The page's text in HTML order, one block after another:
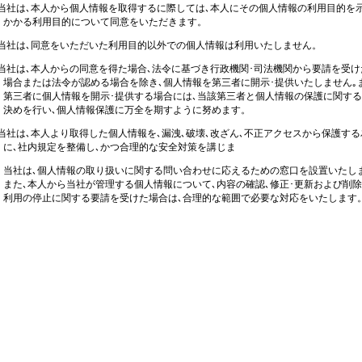
は､本人から個人情報を取得するに際しては､本人にその個人情報の利用目的を示
利用目的について同意をいただきます。
は､同意をいただいた利用目的以外での個人情報は利用いたしません。
は､本人からの同意を得た場合､法令に基づき行政機関･司法機関から要請を受け
は法令が認める場合を除き､個人情報を第三者に開示･提供いたしません｡ま
個人情報を開示･提供する場合には､当該第三者と個人情報の保護に関する
行い､個人情報保護に万全を期すように努めます。
は､本人より取得した個人情報を､漏洩､破壊､改ざん､不正アクセスから保護する
規定を整備し､かつ合理的な安全対策を講じま
は､個人情報の取り扱いに関する問い合わせに応えるための窓口を設置いたし
人から当社が管理する個人情報について､内容の確認､修正･更新および削除
止に関する要請を受けた場合は､合理的な範囲で必要な対応をいたします。